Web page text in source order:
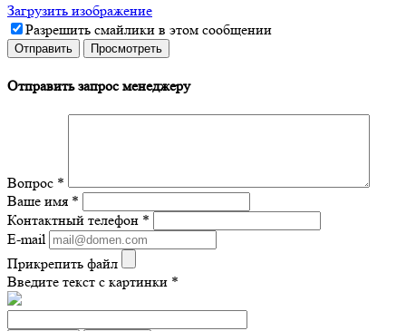
Загрузить изображение
Разрешить смайлики в этом сообщении
Отправить запрос менеджеру
Вопрос *
Ваше имя *
Контактный телефон *
E-mail
Прикрепить файл
Введите текст с картинки *